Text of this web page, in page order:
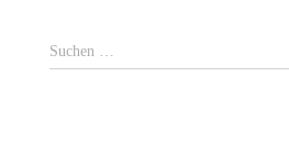
S
u
Suchen …